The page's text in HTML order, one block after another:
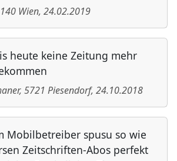
Wien, 24.02.2019
heute keine Zeitung mehr
, 5721 Piesendorf, 24.10.2018
Mobilbetreiber spusu so wie
Zeitschriften-Abos perfekt